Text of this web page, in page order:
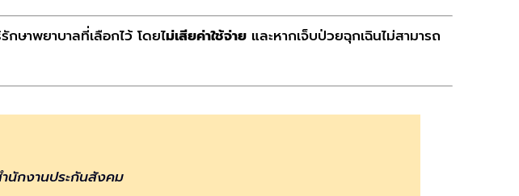
ษาพยาบาลที่เลือกไว้ โดยไม่เสียค่าใช้จ่าย และหากเจ็บป่วยฉุกเฉินไม่สามารถ
นักงานประกันสังคม